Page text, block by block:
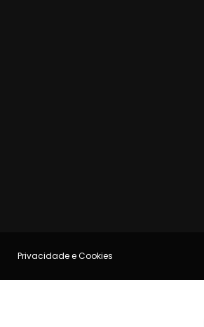
Privacidade e Cookies